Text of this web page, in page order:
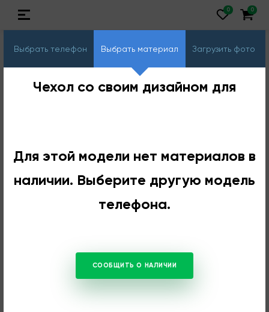
Выбрать телефон Выбрать материал Загрузить фото
Чехол со своим дизайном для
Для этой модели нет материалов в
наличии. Выберите другую модель
телефона.
СООБЩИТЬ О НАЛИЧИИ